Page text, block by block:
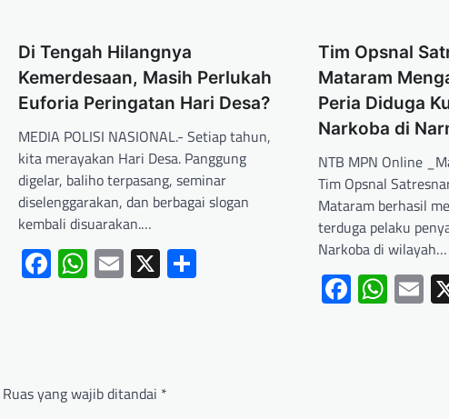
Di Tengah Hilangnya
Kemerdesaan, Masih Perlukah
Euforia Peringatan Hari Desa?
MEDIA POLISI NASIONAL.- Setiap tahun,
kita merayakan Hari Desa. Panggung
digelar, baliho terpasang, seminar
diselenggarakan, dan berbagai slogan
kembali disuarakan.…
Facebook
WhatsApp
Email
X
Tim Opsnal
Mataram
Peria Diduga
Narkoba di
NTB MPN Online
Tim Opsnal
Mataram berhasil
terduga pelaku
Narkoba di wilayah…
Ruas yang wajib ditandai *